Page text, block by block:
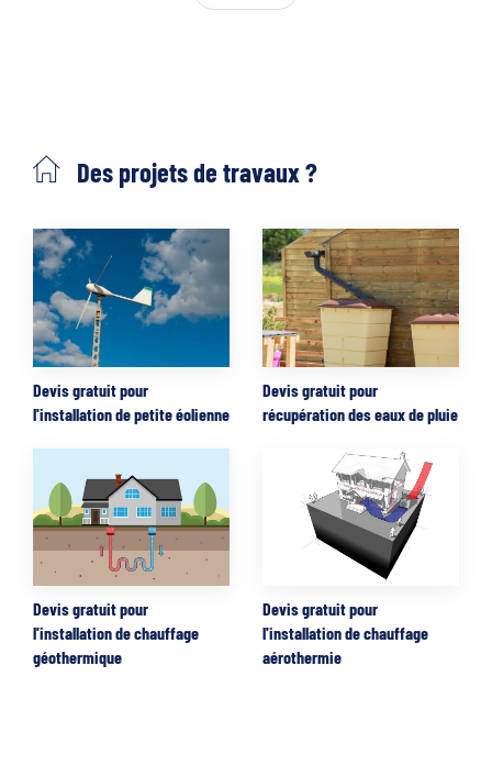
Des projets de travaux ?
Devis gratuit pour
l'installation de petite éolienne
Devis gratuit pour
récupération des eaux de pluie
Devis gratuit pour
l'installation de chauffage
géothermique
Devis gratuit pour
l'installation de chauffage
aérothermie